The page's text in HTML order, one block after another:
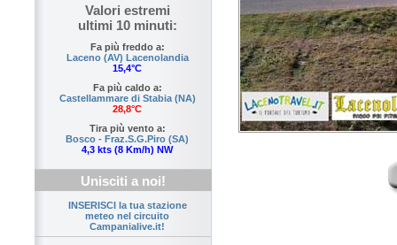
Valori estremi
ultimi 10 minuti:
Fa più freddo a:
Laceno (AV) Lacenolandia
15,4°C
Fa più caldo a:
Castellammare di Stabia (NA)
28,8°C
Tira più vento a:
Bosco - Fraz.S.G.Piro (SA)
4,3 kts (8 Km/h) NW
Unisciti a noi!
INSERISCI la tua stazione
meteo nel circuito
Campanialive.it!